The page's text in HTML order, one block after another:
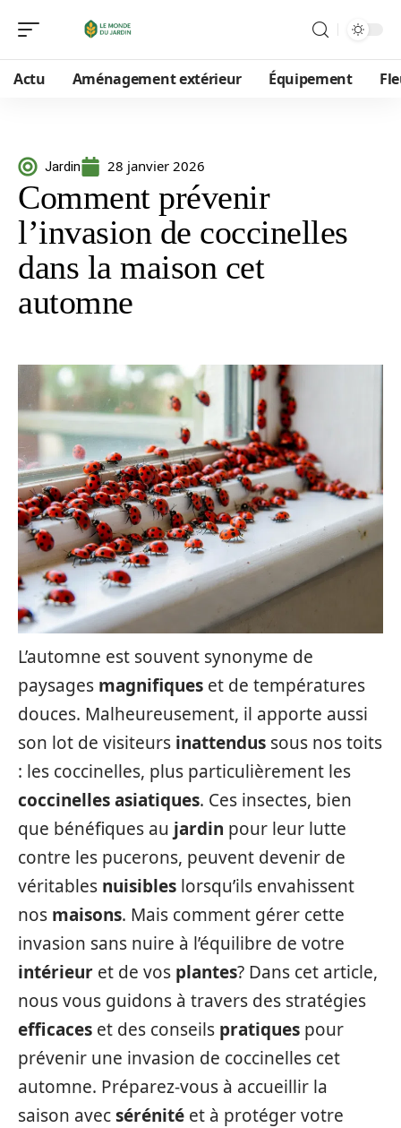
Actu Aménagement extérieur Équipement
Jardin 28 janvier 2026
Comment prévenir
l’invasion de coccinelles
dans la maison cet
automne
L’automne est souvent synonyme de
paysages magnifiques et de températures
douces. Malheureusement, il apporte aussi
son lot de visiteurs inattendus sous nos toits
: les coccinelles, plus particulièrement les
coccinelles asiatiques. Ces insectes, bien
que bénéfiques au jardin pour leur lutte
contre les pucerons, peuvent devenir de
véritables nuisibles lorsqu’ils envahissent
nos maisons. Mais comment gérer cette
invasion sans nuire à l’équilibre de votre
intérieur et de vos plantes? Dans cet article,
nous vous guidons à travers des stratégies
efficaces et des conseils pratiques pour
prévenir une invasion de coccinelles cet
automne. Préparez-vous à accueillir la
saison avecsérénité et à protéger votre